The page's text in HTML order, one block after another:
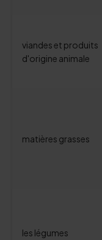
viandes et produits
d'origine animale
matières grasses
les légumes